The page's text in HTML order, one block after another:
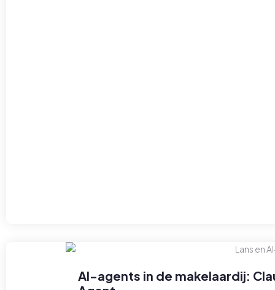
AI-agents in de makelaardij: